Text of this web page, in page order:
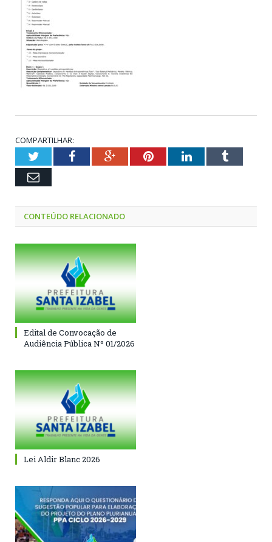
COMPARTILHAR:
TwitterFacebookGoogle+PinterestLinkedInTumblr
Email
CONTEÚDO RELACIONADO
Edital de Convocação de
Audiência Pública Nº 01/2026
Lei Aldir Blanc 2026